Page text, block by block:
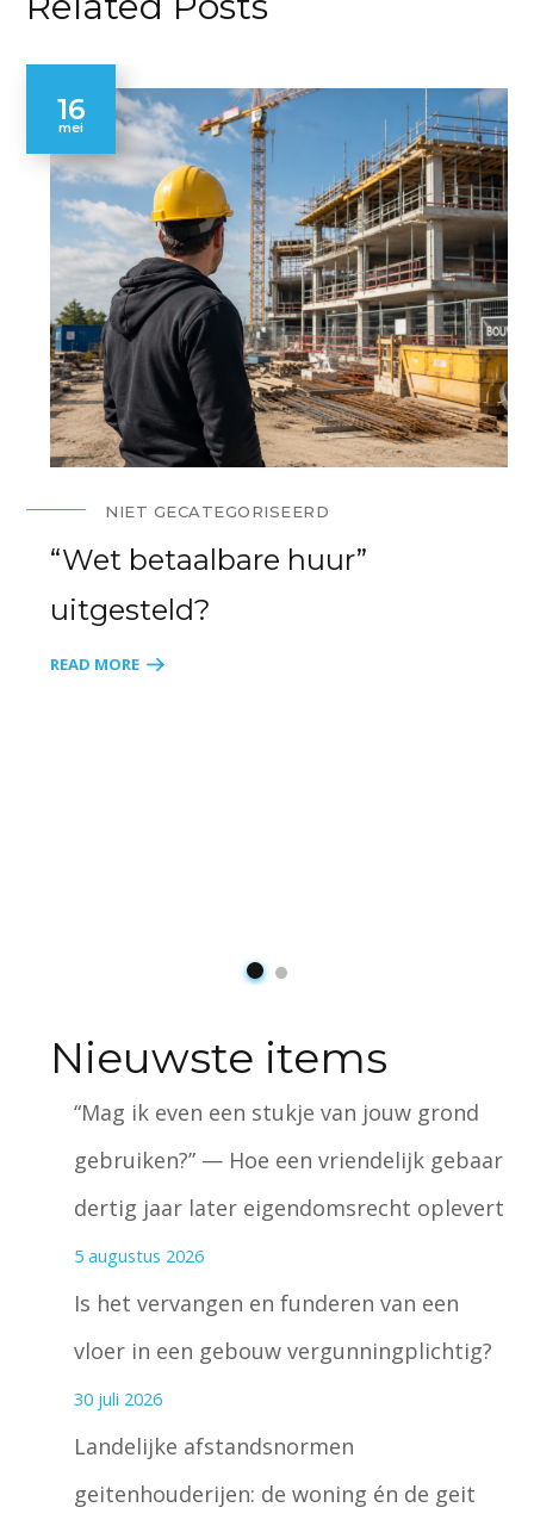
16
mei
NIET GECATEGORISEERD
“Wet betaalbare huur”
uitgesteld?
READ MORE
Nieuwste items
“Mag ik even een stukje van jouw grond
gebruiken?” — Hoe een vriendelijk gebaar
dertig jaar later eigendomsrecht oplevert
5 augustus 2026
Is het vervangen en funderen van een
vloer in een gebouw vergunningplichtig?
30 juli 2026
Landelijke afstandsnormen
geitenhouderijen: de woning én de geit